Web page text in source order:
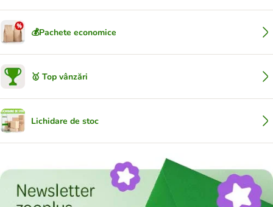
💰Pachete economice
🥇 Top vânzări
Lichidare de stoc